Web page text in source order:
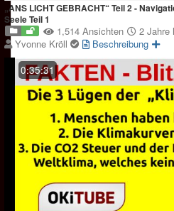
„ANS LICHT GEBRACHT“ Teil 2 -
Seele Teil 1
1,514 Ansichten
2 Jahre
Yvonne Kröll
Beschreibung
0:35:31